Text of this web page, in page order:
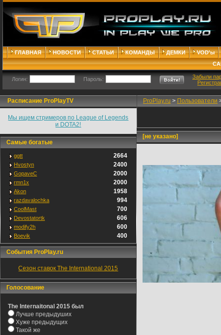
ГЛАВНАЯ НОВОСТИ СТАТЬИ КОМАНДЫ ДЕМКИ
VOD'ы
Логин: Пароль:
Забыли
Расписание ProPlayTV
Мы ищем стримеров по League of Legends
и DOTA2!
Самые богатые
ggtt 2664
Hvostyn 2400
GopaveC 2000
rmn1x 2000
Akon 1958
razdavalochka 994
CoolMast 700
Devostatortk 606
modify2h 600
Boevik 400
События ProPlay.ru
Сезон ставок The International 2015
Голосование
The Internaitonal 2015 был
Лучше предыдуших
Хуже предыдущих
Такой же
ProPlay.ru > Пользователи
[не указано]